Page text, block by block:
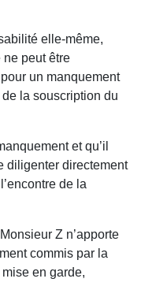
elle-même,
ne peut être
un manquement
la souscription du
et qu’il
diligenter directement
de la
Z n’apporte
commis par la
en garde,